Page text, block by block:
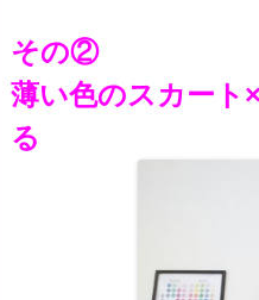
その②
薄い色のスカート
る